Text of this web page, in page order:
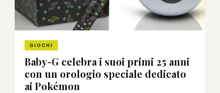
GIOCHI
Baby-G celebra i suoi primi 25 anni
con un orologio speciale dedicato
ai Pokémon